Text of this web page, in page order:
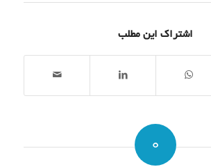
اشتراک این مطلب
0